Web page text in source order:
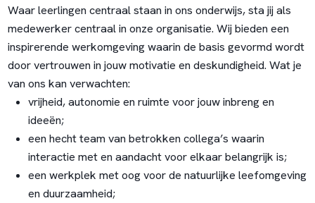
Waar leerlingen centraal staan in ons onderwijs, sta jij als
medewerker centraal in onze organisatie. Wij bieden een
inspirerende werkomgeving waarin de basis gevormd wordt
door vertrouwen in jouw motivatie en deskundigheid. Wat je
van ons kan verwachten:
vrijheid, autonomie en ruimte voor jouw inbreng en
ideeën;
een hecht team van betrokken collega’s waarin
interactie met en aandacht voor elkaar belangrijk is;
een werkplek met oog voor de natuurlijke leefomgeving
en duurzaamheid;